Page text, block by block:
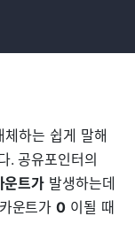
하는 쉽게 말해
. 공유포인터의
운트가 발생하는데
운트가0 이될 때